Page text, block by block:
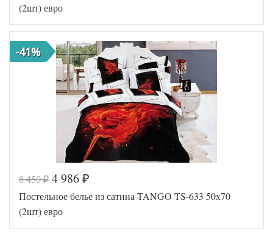
Код товара
514-879
Артикул
TT1480
Ткань
(2шт) евро
-41%
8 450₽ 4 986 ₽
Постельное белье из сатина TANGO TS-633 50х70
(2шт) евро